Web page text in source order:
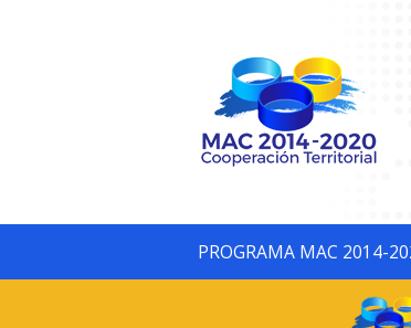
PROGRAMA MAC 2014-